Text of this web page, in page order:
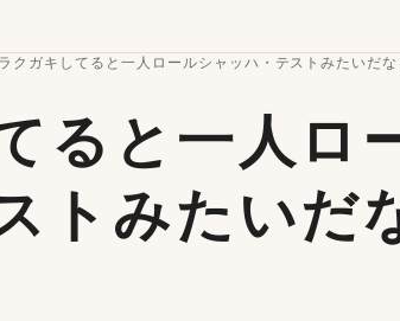
ラクガキしてると一人ロールシャッハ・テストみたいだ
ると一人ロ
トみたいだ